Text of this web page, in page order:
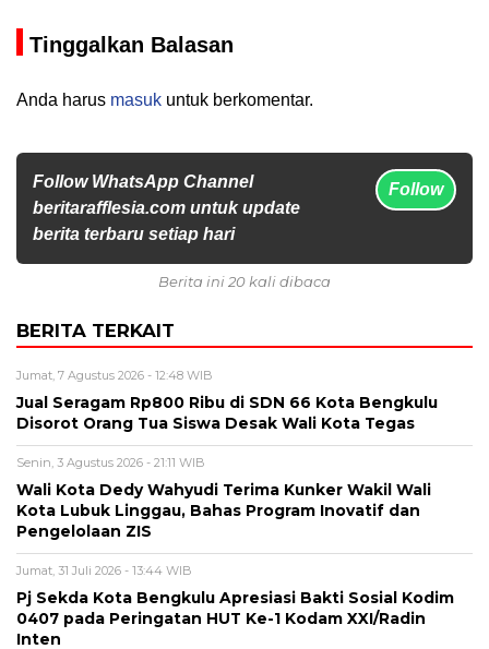
Tinggalkan Balasan
Anda harus masuk untuk berkomentar.
Follow WhatsApp Channel
beritarafflesia.com untuk update
berita terbaru setiap hari
Follow
Berita ini 20 kali dibaca
BERITA TERKAIT
Jumat, 7 Agustus 2026 - 12:48 WIB
Jual Seragam Rp800 Ribu di SDN 66 Kota Bengkulu
Disorot Orang Tua Siswa Desak Wali Kota Tegas
Senin, 3 Agustus 2026 - 21:11 WIB
Wali Kota Dedy Wahyudi Terima Kunker Wakil Wali
Kota Lubuk Linggau, Bahas Program Inovatif dan
Pengelolaan ZIS
Jumat, 31 Juli 2026 - 13:44 WIB
Pj Sekda Kota Bengkulu Apresiasi Bakti Sosial Kodim
0407 pada Peringatan HUT Ke-1 Kodam XXI/Radin
Inten